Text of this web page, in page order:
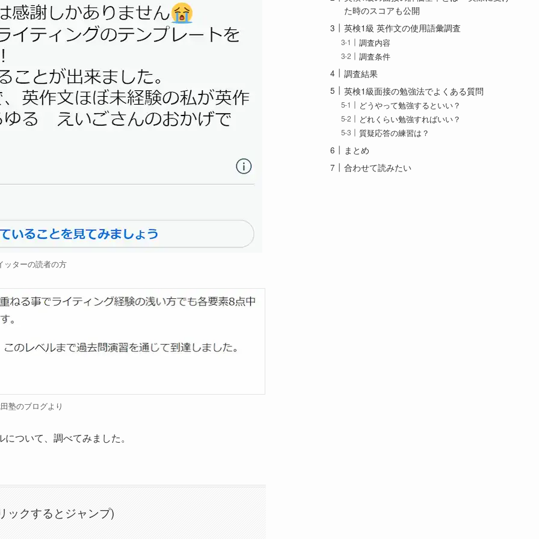
ッターの読者の方
塾のブログより
ついて、調べてみました。
ックするとジャンプ)
た時のスコアも公開
英検1級 英作文の使用語彙調査
調査内容
調査条件
調査結果
英検1級面接の勉強法でよくある質問
どうやって勉強するといい？
どれくらい勉強すればいい？
質疑応答の練習は？
まとめ
合わせて読みたい